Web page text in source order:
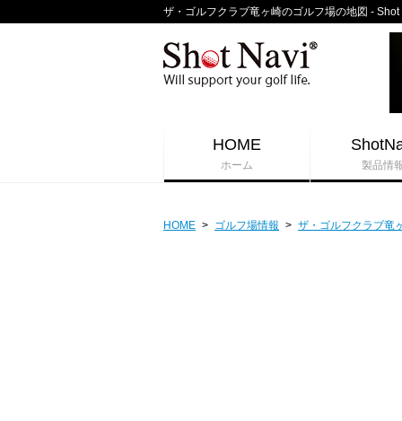
ザ・ゴルフクラブ竜ヶ崎のゴルフ場の地図 -
HOME
ホーム 製品情
HOME > ゴルフ場情報 > ザ・ゴルフクラブ竜